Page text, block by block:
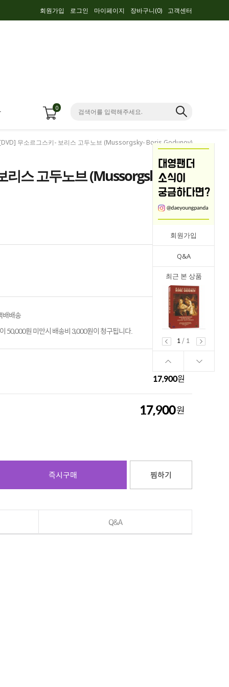
회원가입 로그인 마이페이지 장바구니(0) 고객센터
0
회원가입
Q&A
최근 본 상품
1
/ 1
무소르그스키- 보리스 고두노브 (Mussorgsky- Boris Godunov)
리스 고두노브 (Mussorgsky-
배배송
50,000원 미만시 배송비 3,000원이 청구됩니다.
17,900원
17,900원
즉시구매 찜하기
Q&A